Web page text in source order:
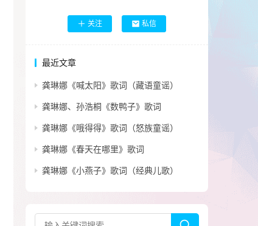
关注 私信
最近文章
龚琳娜《喊太阳》歌词（藏语童谣）
龚琳娜、孙浩桐《数鸭子》歌词
龚琳娜《哦得得》歌词（怒族童谣）
龚琳娜《春天在哪里》歌词
龚琳娜《小燕子》歌词（经典儿歌）